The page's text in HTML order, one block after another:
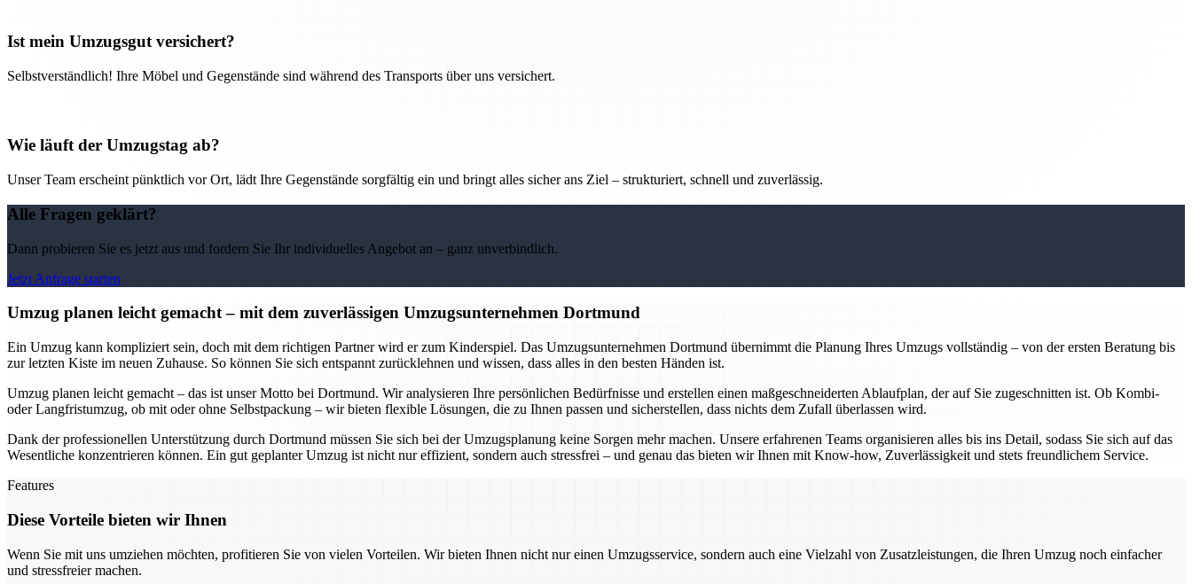
Ist mein Umzugsgut versichert?
Selbstverständlich! Ihre Möbel und Gegenstände sind während des Transports über uns versichert.
Wie läuft der Umzugstag ab?
Unser Team erscheint pünktlich vor Ort, lädt Ihre Gegenstände sorgfältig ein und bringt alles sicher ans Ziel – strukturiert, schnell und zuverlässig.
Alle Fragen geklärt?
Dann probieren Sie es jetzt aus und fordern Sie Ihr individuelles Angebot an – ganz unverbindlich.
Jetzt Anfrage starten
Umzug planen leicht gemacht – mit dem zuverlässigen Umzugsunternehmen Dortmund
Ein Umzug kann kompliziert sein, doch mit dem richtigen Partner wird er zum Kinderspiel. Das Umzugsunternehmen Dortmund übernimmt die Planung Ihres Umzugs vollständig – von der ersten Beratung bis
zur letzten Kiste im neuen Zuhause. So können Sie sich entspannt zurücklehnen und wissen, dass alles in den besten Händen ist.
Umzug planen leicht gemacht – das ist unser Motto bei Dortmund. Wir analysieren Ihre persönlichen Bedürfnisse und erstellen einen maßgeschneiderten Ablaufplan, der auf Sie zugeschnitten ist. Ob Kombi-
oder Langfristumzug, ob mit oder ohne Selbstpackung – wir bieten flexible Lösungen, die zu Ihnen passen und sicherstellen, dass nichts dem Zufall überlassen wird.
Dank der professionellen Unterstützung durch Dortmund müssen Sie sich bei der Umzugsplanung keine Sorgen mehr machen. Unsere erfahrenen Teams organisieren alles bis ins Detail, sodass Sie sich auf das
Wesentliche konzentrieren können. Ein gut geplanter Umzug ist nicht nur effizient, sondern auch stressfrei – und genau das bieten wir Ihnen mit Know-how, Zuverlässigkeit und stets freundlichem Service.
Features
Diese Vorteile bieten wir Ihnen
Wenn Sie mit uns umziehen möchten, profitieren Sie von vielen Vorteilen. Wir bieten Ihnen nicht nur einen Umzugsservice, sondern auch eine Vielzahl von Zusatzleistungen, die Ihren Umzug noch einfacher
und stressfreier machen.